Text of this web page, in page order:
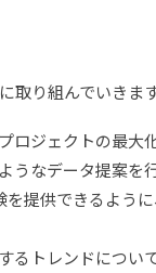
り組んでいきます
ジェクトの最大
うなデータ提案を
を提供できるよ
るトレンドについ